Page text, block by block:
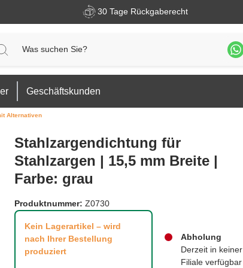
30 Tage Rückgaberecht
Geschäftskunden
Alternativen
Stahlzargendichtung für
Stahlzargen | 15,5 mm Breite |
Farbe: grau
Produktnummer: Z0730
Kein Lagerartikel – wird
nach Ihrer Bestellung
produziert
Abholung
Derzeit in keiner
Filiale verfügbar